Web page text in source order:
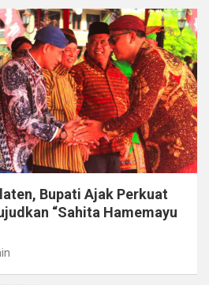
Bupati Ajak Perkuat
“Sahita Hamemayu